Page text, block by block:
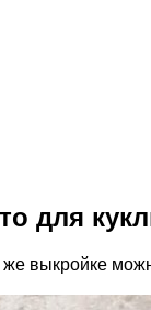
для
же выкройке